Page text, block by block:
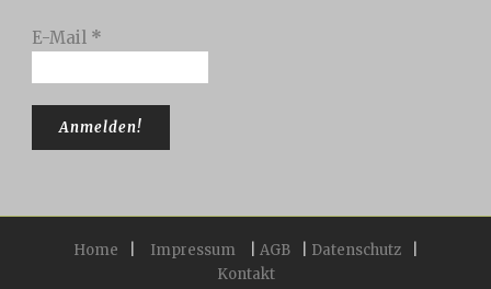
E-Mail *
Home Impressum AGB Datenschutz
Kontakt